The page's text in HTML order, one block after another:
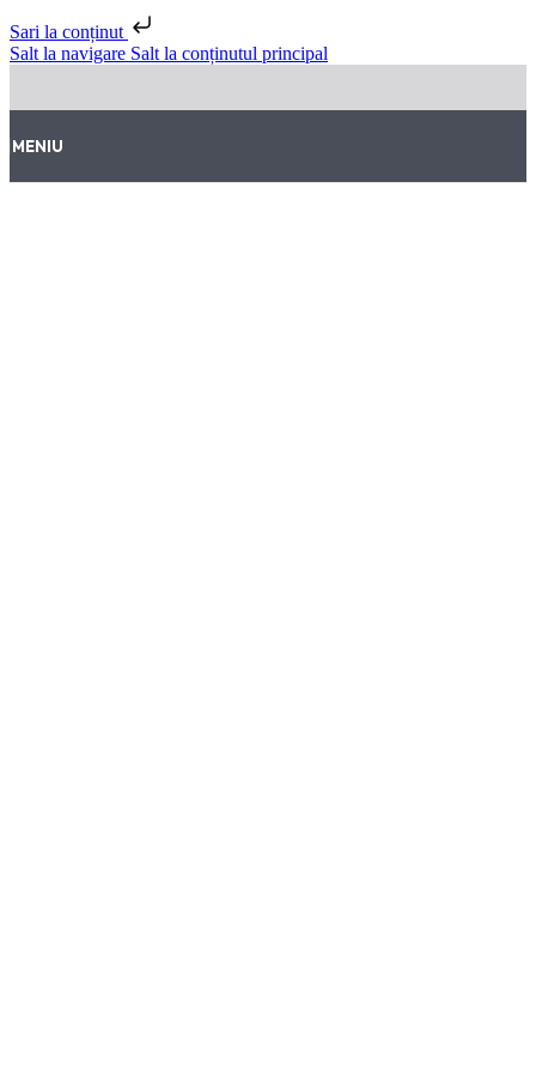
Sari la conținut
Salt la navigare Salt la conținutul principal
MENIU